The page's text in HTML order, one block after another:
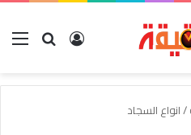
بحث عنتسجيل
/انواع السجاد